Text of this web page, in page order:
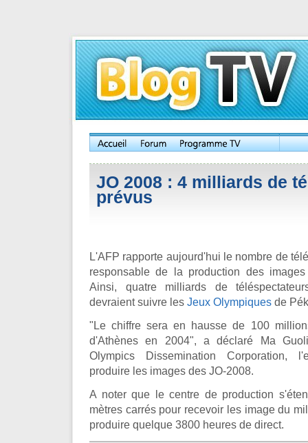
JO 2008 : 4 milliards de
prévus
L'AFP rapporte aujourd'hui le nombre de
responsable de la production des
Ainsi, quatre milliards de
devraient suivre les Jeux Olympiques de
"Le chiffre sera en hausse de 100
d'Athènes en 2004", a déclaré Ma
Olympics Dissemination Corporation,
produire les images des JO-2008.
A noter que le centre de production
mètres carrés pour recevoir les image du
produire quelque 3800 heures de direct.